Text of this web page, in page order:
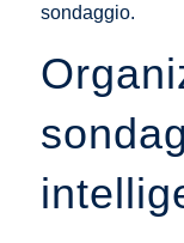
sondaggio.